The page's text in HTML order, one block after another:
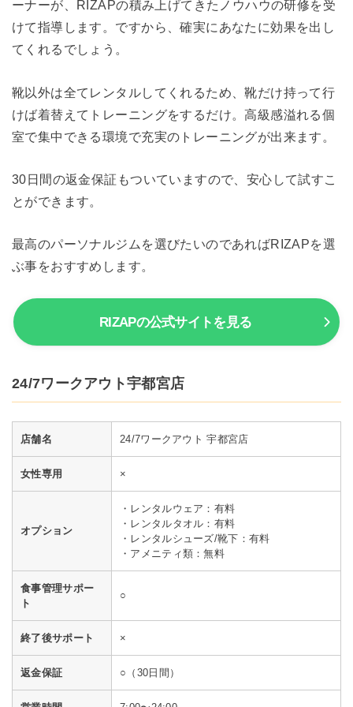
ーナーが、RIZAPの積み上げてきたノウハウの研修を受
けて指導します。ですから、確実にあなたに効果を出し
てくれるでしょう。
靴以外は全てレンタルしてくれるため、靴だけ持って行
けば着替えてトレーニングをするだけ。高級感溢れる個
室で集中できる環境で充実のトレーニングが出来ます。
30日間の返金保証もついていますので、安心して試すこ
とができます。
最高のパーソナルジムを選びたいのであればRIZAPを選
ぶ事をおすすめします。
RIZAPの公式サイトを見る
24/7ワークアウト宇都宮店
店舗名 24/7ワークアウト 宇都宮店
女性専用 ×
オプション
・レンタルウェア：有料
・レンタルタオル：有料
・レンタルシューズ/靴下：有料
・アメニティ類：無料
食事管理サポー
ト
○
終了後サポート ×
返金保証 ○（30日間）